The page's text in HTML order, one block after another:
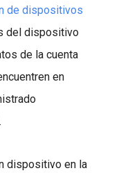
de dispositivos
del dispositivo
de la cuenta
en
dispositivo en la